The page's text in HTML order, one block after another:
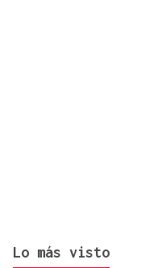
Lo más visto